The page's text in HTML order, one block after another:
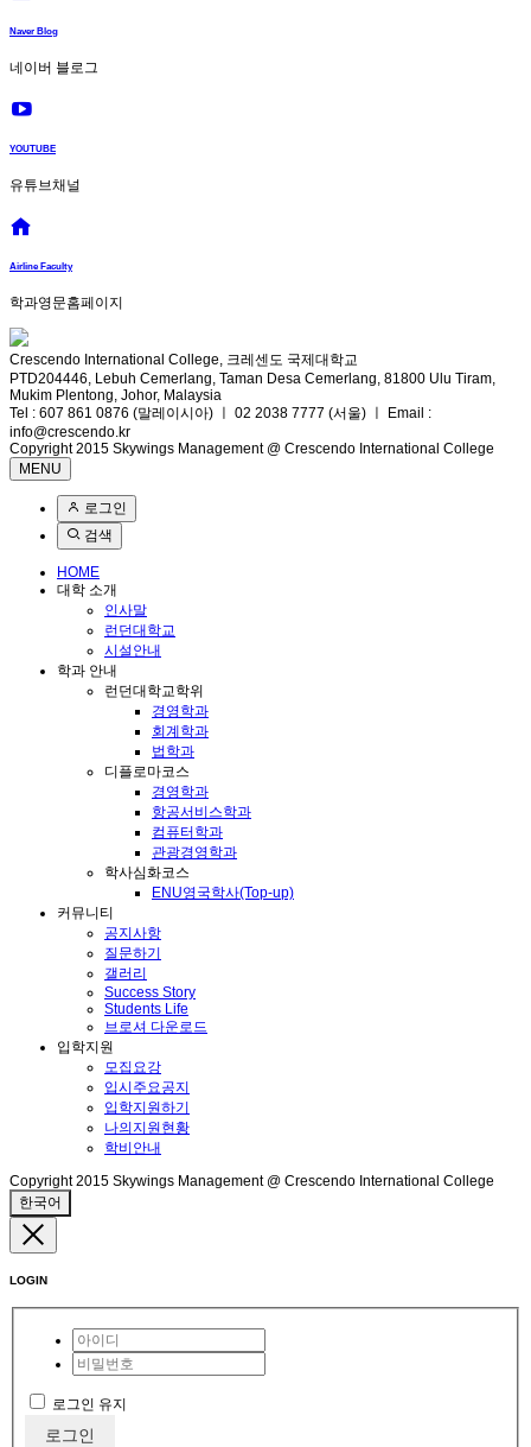
Naver Blog
네이버 블로그
YOUTUBE
유튜브채널
Airline Faculty
학과영문홈페이지
Crescendo International College, 크레센도 국제대학교
PTD204446, Lebuh Cemerlang, Taman Desa Cemerlang, 81800 Ulu Tiram,
Mukim Plentong, Johor, Malaysia
Tel : 607 861 0876 (말레이시아) ㅣ 02 2038 7777 (서울) ㅣ Email :
info@crescendo.kr
Copyright 2015 Skywings Management @ Crescendo International College
MENU
로그인
검색
HOME
대학 소개
인사말
런던대학교
시설안내
학과 안내
런던대학교학위
경영학과
회계학과
법학과
디플로마코스
경영학과
항공서비스학과
컴퓨터학과
관광경영학과
학사심화코스
ENU영국학사(Top-up)
커뮤니티
공지사항
질문하기
갤러리
Success Story
Students Life
브로셔 다운로드
입학지원
모집요강
입시주요공지
입학지원하기
나의지원현황
학비안내
Copyright 2015 Skywings Management @ Crescendo International College
한국어
LOGIN
로그인 유지
로그인